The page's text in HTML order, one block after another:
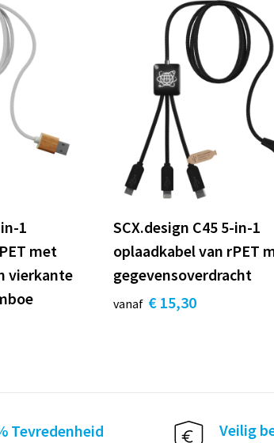
1
met
vierkante
SCX.design C45 5-in-1
oplaadkabel van rPET
gegevensoverdracht
vanaf € 15,30
Tevredenheid Veilig